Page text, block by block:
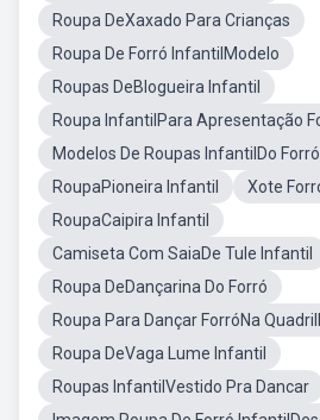
Roupa DeXaxado Para Crianças
Roupa De Forró InfantilModelo
Roupas DeBlogueira Infantil
Roupa InfantilPara Apresentação
Modelos De Roupas InfantilDo Forró
RoupaPioneira Infantil
Xote
RoupaCaipira Infantil
Camiseta Com SaiaDe Tule Infantil
Roupa DeDançarina Do Forró
Roupa Para Dançar ForróNa
Roupa DeVaga Lume Infantil
Roupas InfantilVestido Pra Dancar